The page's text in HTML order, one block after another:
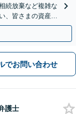
続放棄など複雑な
、皆さまの資産と
でお問い合わせ
護士